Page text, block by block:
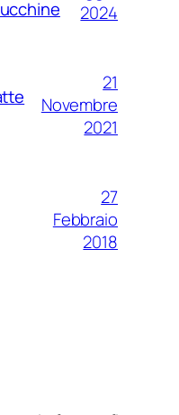
2024
21
Novembre
2021
27
Febbraio
2018